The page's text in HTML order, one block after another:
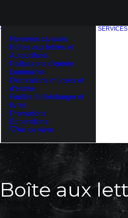
Numéros civiques
Boîtes aux lettres et
Autocollants
Paillassons d’entrée
Luminaires
Décorations murales et
d’entrée
Guides à télécharger et
livres
Promotions
Échantillons
Art de vivre
SERVICES
Boîte aux